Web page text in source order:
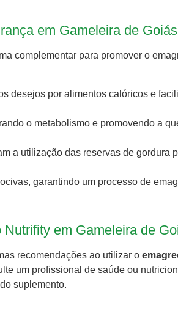
em Gameleira de Goiás
complementar para promover o
desejos por alimentos calóricos e
o metabolismo e promovendo a
a utilização das reservas de gordura
garantindo um processo de
em Gameleira de
recomendações ao utilizar o
um profissional de saúde ou
suplemento.